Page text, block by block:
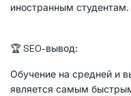
иностранным студентам.
🏆 SEO-вывод:
Обучение на средней и
является самым